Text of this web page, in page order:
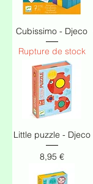
Cubissimo - Djeco
Rupture de stock
Little puzzle - Djeco
Prix
8,95 €